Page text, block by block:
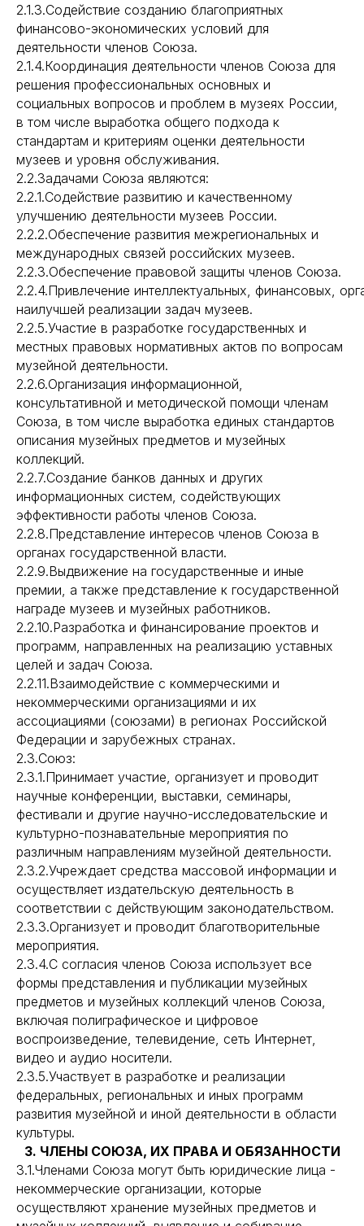
2.1.3.Содействие созданию благоприятных
финансово-экономических условий для
деятельности членов Союза.
2.1.4.Координация деятельности членов Союза для
решения профессиональных основных и
социальных вопросов и проблем в музеях России,
в том числе выработка общего подхода к
стандартам и критериям оценки деятельности
музеев и уровня обслуживания.
2.2.Задачами Союза являются:
2.2.1.Содействие развитию и качественному
улучшению деятельности музеев России.
2.2.2.Обеспечение развития межрегиональных и
международных связей российских музеев.
2.2.3.Обеспечение правовой защиты членов Союза.
2.2.4.Привлечение интеллектуальных, финансовых,
наилучшей реализации задач музеев.
2.2.5.Участие в разработке государственных и
местных правовых нормативных актов по вопросам
музейной деятельности.
2.2.6.Организация информационной,
консультативной и методической помощи членам
Союза, в том числе выработка единых стандартов
описания музейных предметов и музейных
коллекций.
2.2.7.Создание банков данных и других
информационных систем, содействующих
эффективности работы членов Союза.
2.2.8.Представление интересов членов Союза в
органах государственной власти.
2.2.9.Выдвижение на государственные и иные
премии, а также представление к государственной
награде музеев и музейных работников.
2.2.10.Разработка и финансирование проектов и
программ, направленных на реализацию уставных
целей и задач Союза.
2.2.11.Взаимодействие с коммерческими и
некоммерческими организациями и их
ассоциациями (союзами) в регионах Российской
Федерации и зарубежных странах.
2.3.Союз:
2.3.1.Принимает участие, организует и проводит
научные конференции, выставки, семинары,
фестивали и другие научно-исследовательские и
культурно-познавательные мероприятия по
различным направлениям музейной деятельности.
2.3.2.Учреждает средства массовой информации и
осуществляет издательскую деятельность в
соответствии с действующим законодательством.
2.3.3.Организует и проводит благотворительные
мероприятия.
2.3.4.С согласия членов Союза использует все
формы представления и публикации музейных
предметов и музейных коллекций членов Союза,
включая полиграфическое и цифровое
воспроизведение, телевидение, сеть Интернет,
видео и аудио носители.
2.3.5.Участвует в разработке и реализации
федеральных, региональных и иных программ
развития музейной и иной деятельности в области
культуры.
3. ЧЛЕНЫ СОЮЗА, ИХ ПРАВА И ОБЯЗАННОСТИ
3.1.Членами Союза могут быть юридические лица -
некоммерческие организации, которые
осуществляют хранение музейных предметов и